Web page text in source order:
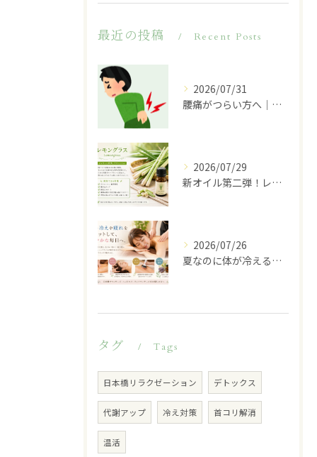
最近の投稿 Recent Posts
2026/07/31
腰痛がつらい方へ｜その原因は腰だけではないかもしれません
2026/07/29
新オイル第二弾！レモングラスのご紹介♪
2026/07/26
夏なのに体が冷える…その不調、冷房が原因かもしれません
タグ Tags
日本橋リラクゼーション デトックス
代謝アップ 冷え対策 首コリ解消
温活